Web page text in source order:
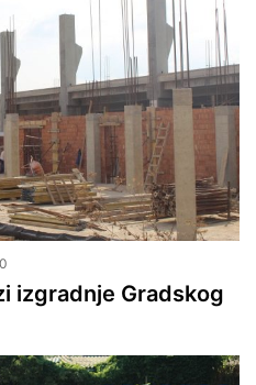
izgradnje Gradskog